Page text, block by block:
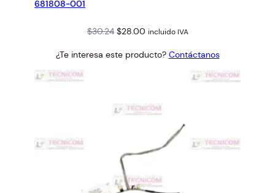
681808-001
$30.24 Original
was:
$28.00Current
is:
incluido IVA
¿Te interesa este producto? Contáctanos